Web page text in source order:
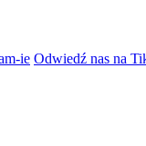
ie Odwiedź nas na